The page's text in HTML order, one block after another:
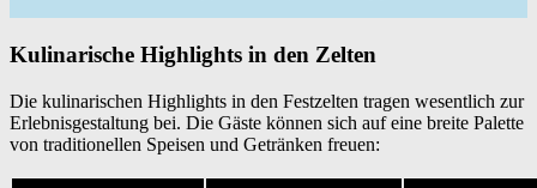
Kulinarische Highlights in den Zelten
Die kulinarischen Highlights in den Festzelten tragen wesentlich zur
Erlebnisgestaltung bei. Die Gäste können sich auf eine breite Palette
von traditionellen Speisen und Getränken freuen: